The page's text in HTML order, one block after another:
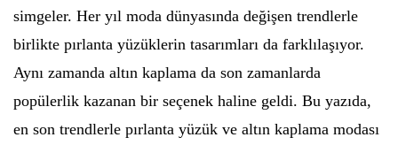
simgeler. Her yıl moda dünyasında değişen trendlerle
birlikte pırlanta yüzüklerin tasarımları da farklılaşıyor.
Aynı zamanda altın kaplama da son zamanlarda
popülerlik kazanan bir seçenek haline geldi. Bu yazıda,
en son trendlerle pırlanta yüzük ve altın kaplama modası